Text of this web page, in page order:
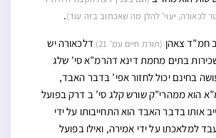
לכאורה, יעוי’ להלן מה שאכתוב בזה עוד).
חמ”ד צאהן (תורת חיים עמ’ 21)
דלכאורה יש
בתים מחמת דינא דהרמ”א סי’ שלג
בחינם יכול לחזור אפי’ בדבר האבד,
הוא ממהרי”ק שורש קלג סי’ ב דרק בפועל
אותו בדבר האבד הוא התחייבותו על ידי
למלאכתו על ידי אמירה, ואילו בפועל